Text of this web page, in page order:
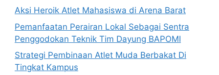
Aksi Heroik Atlet Mahasiswa di Arena Barat
Pemanfaatan Perairan Lokal Sebagai Sentra
Penggodokan Teknik Tim Dayung BAPOMI
Strategi Pembinaan Atlet Muda Berbakat Di
Tingkat Kampus